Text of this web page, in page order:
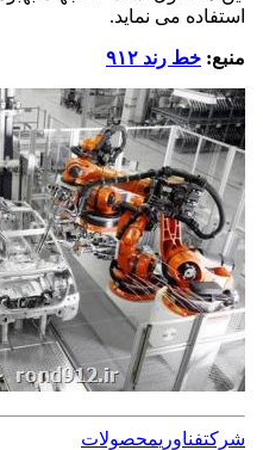
استفاده می نماید.
منبع: خط رند ۹۱۲
شركتفناوریمحصولات